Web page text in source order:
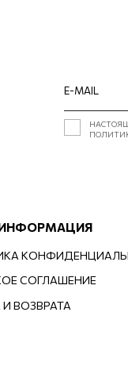
СОГЛАШЕНИЕ
ВОЗВРАТА